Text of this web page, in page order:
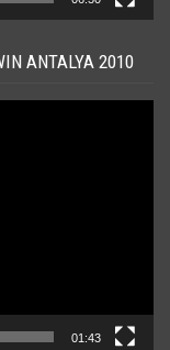
ANTALYA 2010
01:43